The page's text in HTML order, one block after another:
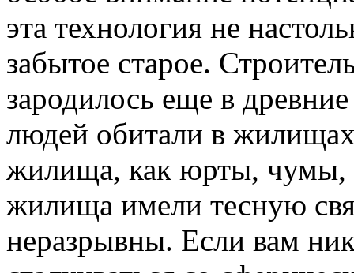
эта технология не
забытое старое.
зародилось еще в
людей обитали в
жилища, как юрты, чумы,
жилища имели тесную
неразрывны. Если вам